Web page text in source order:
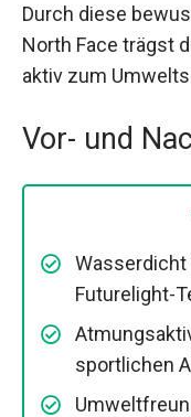
Durch diese
North Face trägst
aktiv zum
Vor- und
Futurelight-
sportlichen